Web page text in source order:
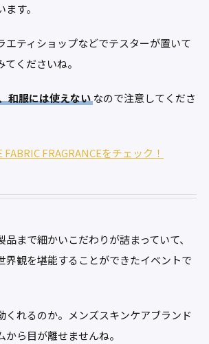
す。
エティショップなどでテスターが置いて
くださいね。
和服には使えないなので注意してくださ
FRAGRANCEをチェック！
まで細かいこだわりが詰まっていて、
界観を堪能することができたイベントで
くれるのか。メンズスキンケアブランド
ら目が離せませんね。